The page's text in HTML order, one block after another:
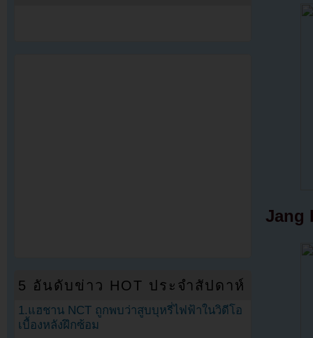
Jang
5 อันดับข่าว HOT ประจำสัปดาห์
1.แฮชาน NCT ถูกพบว่าสูบบุหรี่ไฟฟ้าในวิดีโอ
เบื้องหลังฝึกซ้อม